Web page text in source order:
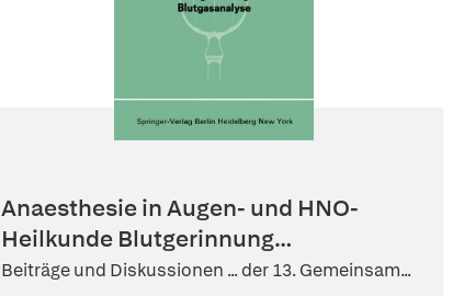
Anaesthesie in Augen- und HNO-
Heilkunde Blutgerinnung
Blutgasanalyse
Beiträge und Diskussionen ... der 13. Gemeinsam...